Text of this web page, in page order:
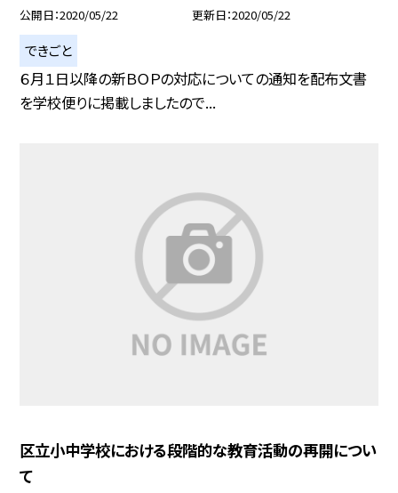
公開日 2020/05/22 更新日 2020/05/22
できごと
６月１日以降の新ＢＯＰの対応についての通知を配布文書
を学校便りに掲載しましたので...
区立小中学校における段階的な教育活動の再開につい
て